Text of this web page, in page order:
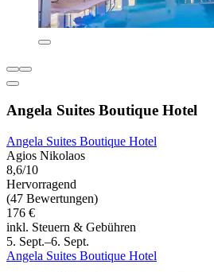
Angela Suites Boutique Hotel
Angela Suites Boutique Hotel
Agios Nikolaos
8,6/10
Hervorragend
(47 Bewertungen)
176 €
inkl. Steuern & Gebühren
5. Sept.–6. Sept.
Angela Suites Boutique Hotel